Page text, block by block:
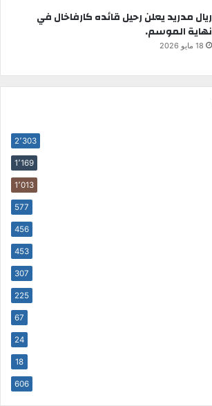
ريال مدريد يعلن رحيل قائده كارفاخال في
نهاية الموسم.
18 مايو 2026
2٬303
1٬169
1٬013
577
456
453
307
225
67
24
18
606